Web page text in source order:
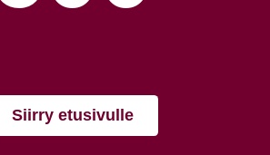
Siirry etusivulle